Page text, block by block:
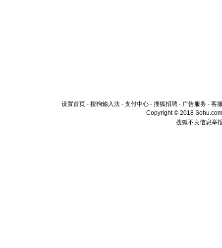
设置首页 - 搜狗输入法 - 支付中心 - 搜狐招聘 - 广告服务 - 客
Copyright © 2018
搜狐不良信息举